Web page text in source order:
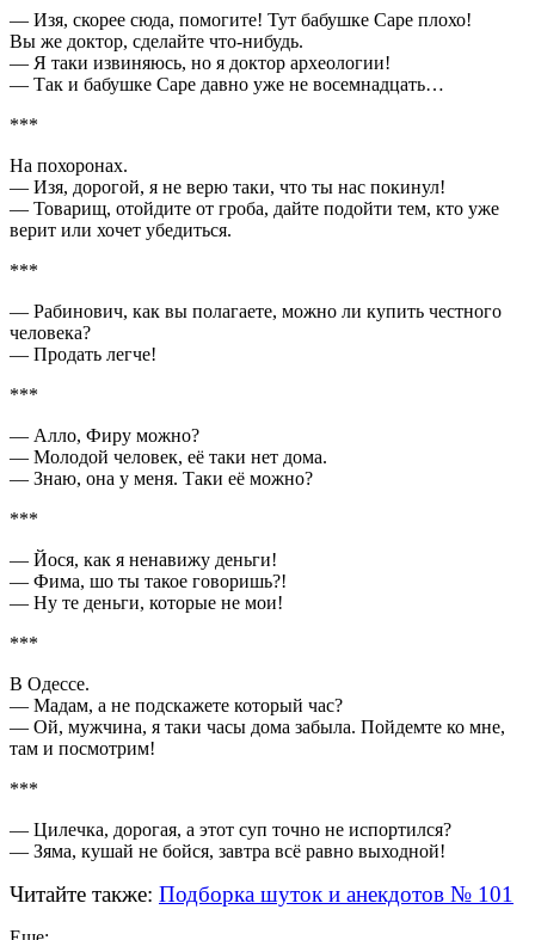
— Изя, скорее сюда, помогите! Тут бабушке Саре плохо!
Вы же доктор, сделайте что-нибудь.
— Я таки извиняюсь, но я доктор археологии!
— Так и бабушке Саре давно уже не восемнадцать…
***
На похоронах.
— Изя, дорогой, я не верю таки, что ты нас покинул!
— Товарищ, отойдите от гроба, дайте подойти тем, кто уже
верит или хочет убедиться.
***
— Рабинович, как вы полагаете, можно ли купить честного
человека?
— Продать легче!
***
— Алло, Фиру можно?
— Молодой человек, её таки нет дома.
— Знаю, она у меня. Таки её можно?
***
— Йося, как я ненавижу деньги!
— Фима, шо ты такое говоришь?!
— Ну те деньги, которые не мои!
***
В Одессе.
— Мадам, а не подскажете который час?
— Ой, мужчина, я таки часы дома забыла. Пойдемте ко мне,
там и посмотрим!
***
— Цилечка, дорогая, а этот суп точно не испортился?
— Зяма, кушай не бойся, завтра всё равно выходной!
Читайте также: Подборка шуток и анекдотов № 101